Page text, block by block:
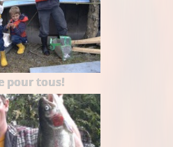
pour tous!